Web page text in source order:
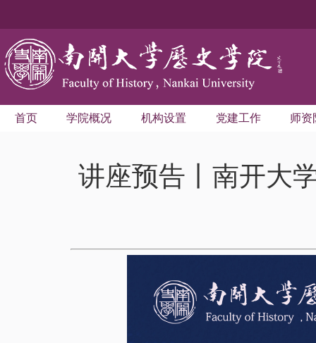
首页 学院概况 机构设置 党建工作 师资
讲座预告丨南开大